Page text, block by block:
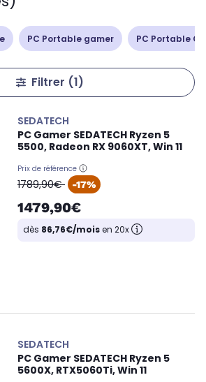
PC Portable gamer PC Portable
Filtrer (1)
SEDATECH
PC Gamer SEDATECH Ryzen 5
5500, Radeon RX 9060XT, Win 11
Prix de référence
oldPrice
1789,90€ -17%
1479,90€
dès 86,76€/moisen 20x
SEDATECH
PC Gamer SEDATECH Ryzen 5
5600X, RTX5060Ti, Win 11